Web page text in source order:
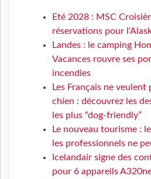
Eté 2028 : MSC
réservations pour
Landes : le camping
Vacances rouvre ses
incendies
Les Français ne
chien : découvrez les
les plus “dog-friendly”
Le nouveau tourisme :
les professionnels ne
Icelandair signe des
pour 6 appareils